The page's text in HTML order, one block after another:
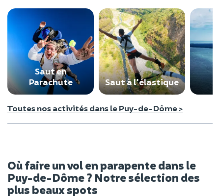
Saut en
Parachute
Saut à l'élastique
Toutes nos activités dans le Puy-de-Dôme >
Où faire un vol en parapente dans le
Puy-de-Dôme ? Notre sélection des
plus beaux spots